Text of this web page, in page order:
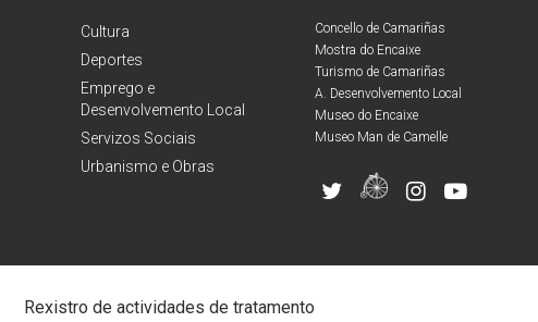
Cultura
Deportes
Emprego e
Desenvolvemento Local
Servizos Sociais
Urbanismo e Obras
Concello de Camariñas
Mostra do Encaixe
Turismo de Camariñas
A. Desenvolvemento Local
Museo do Encaixe
Museo Man de Camelle
Rexistro de actividades de tratamento